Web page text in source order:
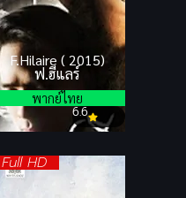
F.Hilaire ( 2015)
ฟ.ฮีแลร์
6.6
พากย์ไทย
Full HD